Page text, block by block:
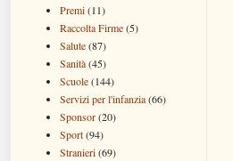
Premi(11)
Raccolta Firme(5)
Salute(87)
Sanità(45)
Scuole(144)
Servizi per l'infanzia(66)
Sponsor(20)
Sport(94)
Stranieri(69)